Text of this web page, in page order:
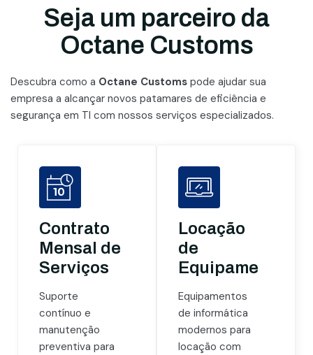
Seja um parceiro da
Octane Customs
Descubra como a Octane Customs pode ajudar sua
empresa a alcançar novos patamares de eficiência e
segurança em TI com nossos serviços especializados.
Contrato
Mensal de
Serviços
Suporte
contínuo e
manutenção
preventiva para
Locação
de
Equipamentos
Equipamentos
de informática
modernos para
locação com